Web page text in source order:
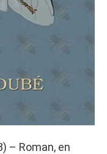
– Roman, en